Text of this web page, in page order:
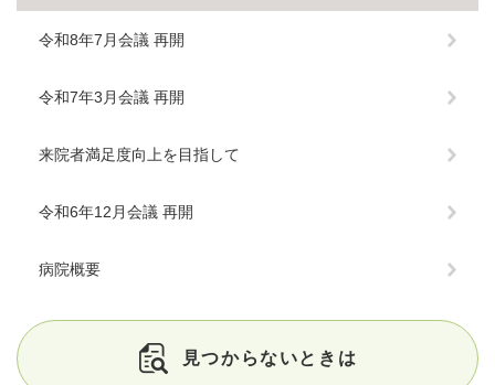
令和8年7月会議 再開
令和7年3月会議 再開
来院者満足度向上を目指して
令和6年12月会議 再開
病院概要
見つからないときは